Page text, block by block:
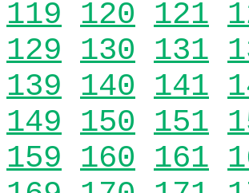
119 120 121
129 130 131
139 140 141
149 150 151
159 160 161